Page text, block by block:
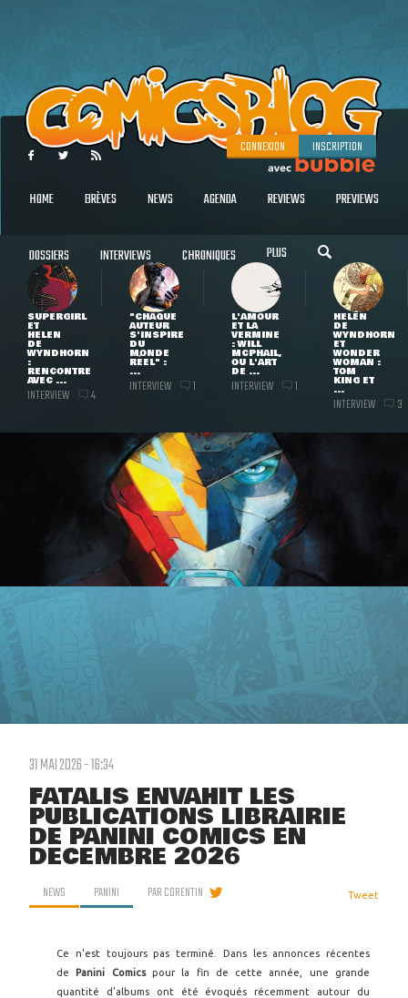
CONNEXION INSCRIPTION
HOME BRÈVES NEWS AGENDA REVIEWS PREVIEWS
DOSSIERS INTERVIEWS CHRONIQUES PLUS
SUPERGIRL
ET
HELEN
DE
WYNDHORN
:
RENCONTRE
AVEC ...
INTERVIEW 4
"CHAQUE
AUTEUR
S'INSPIRE
DU
MONDE
RÉEL" :
...
INTERVIEW 1
L'AMOUR
ET LA
VERMINE
: WILL
MCPHAIL,
OU L'ART
DE ...
INTERVIEW 1
HELEN
DE
WYNDHORN
ET
WONDER
WOMAN :
TOM
KING ET
...
INTERVIEW 3
31 MAI 2026 - 16:34
FATALIS ENVAHIT LES
PUBLICATIONS LIBRAIRIE
DE PANINI COMICS EN
DÉCEMBRE 2026
NEWS PANINI PARCORENTIN Tweet
Ce n'est toujours pas terminé. Dans les annonces récentes
de Panini Comicspour la fin de cette année, une grande
quantité d'albums ont été évoqués récemment autour du